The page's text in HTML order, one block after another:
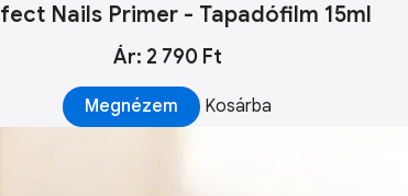
Nails Primer - Tapadófilm 15ml
Ár: 2 790 Ft
Megnézem Kosárba